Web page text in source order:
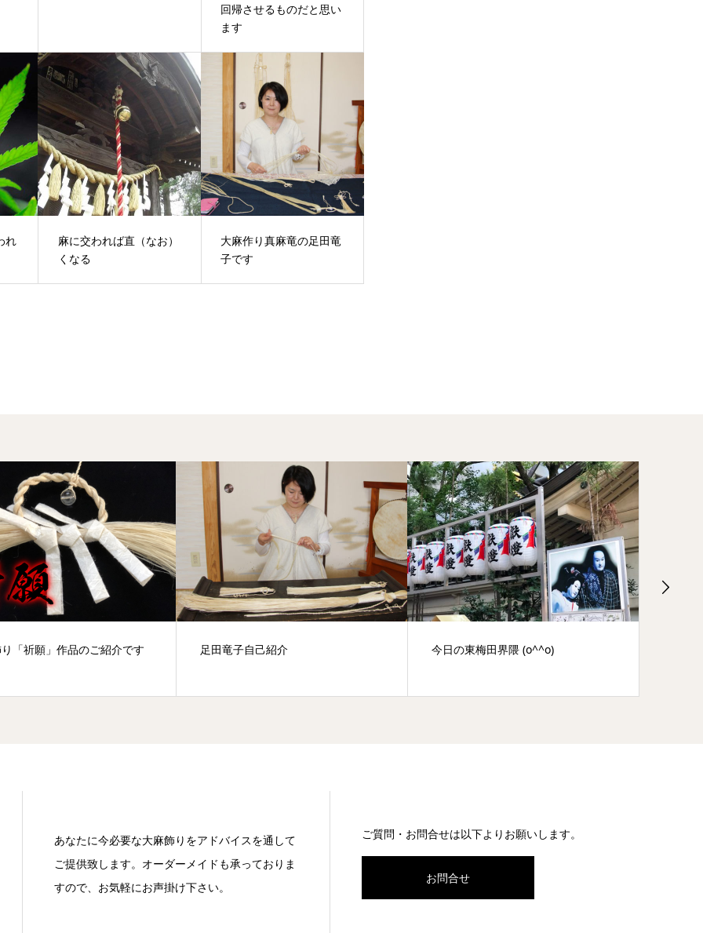
回帰させるものだと思い
ます
れ
麻に交われば直（なお）
くなる
大麻作り真麻竜の足田竜
子です
「祈願」作品のご紹介です 足田竜子自己紹介 今日の東梅田界隈 (o^^o)
あなたに今必要な大麻飾りをアドバイスを通して
ご提供致します。オーダーメイドも承っておりま
すので、お気軽にお声掛け下さい。
ご質問・お問合せは以下よりお願いします。
お問合せ